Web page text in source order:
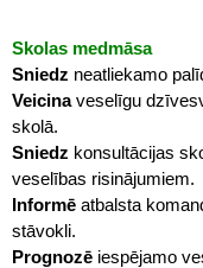
Skolas medmāsa
Sniedz neatliekamo
Veicinaveselīgu
skolā.
Sniedz konsultācijas
veselības risinājumiem.
Informē atbalsta
stāvokli.
Prognozē iespējamo